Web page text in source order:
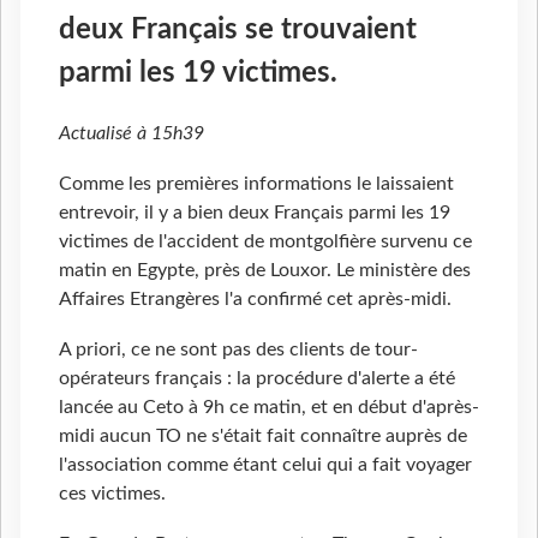
deux Français se trouvaient
parmi les 19 victimes.
Actualisé à 15h39
Comme les premières informations le laissaient
entrevoir, il y a bien deux Français parmi les 19
victimes de l'accident de montgolfière survenu ce
matin en Egypte, près de Louxor. Le ministère des
Affaires Etrangères l'a confirmé cet après-midi.
A priori, ce ne sont pas des clients de tour-
opérateurs français : la procédure d'alerte a été
lancée au Ceto à 9h ce matin, et en début d'après-
midi aucun TO ne s'était fait connaître auprès de
l'association comme étant celui qui a fait voyager
ces victimes.